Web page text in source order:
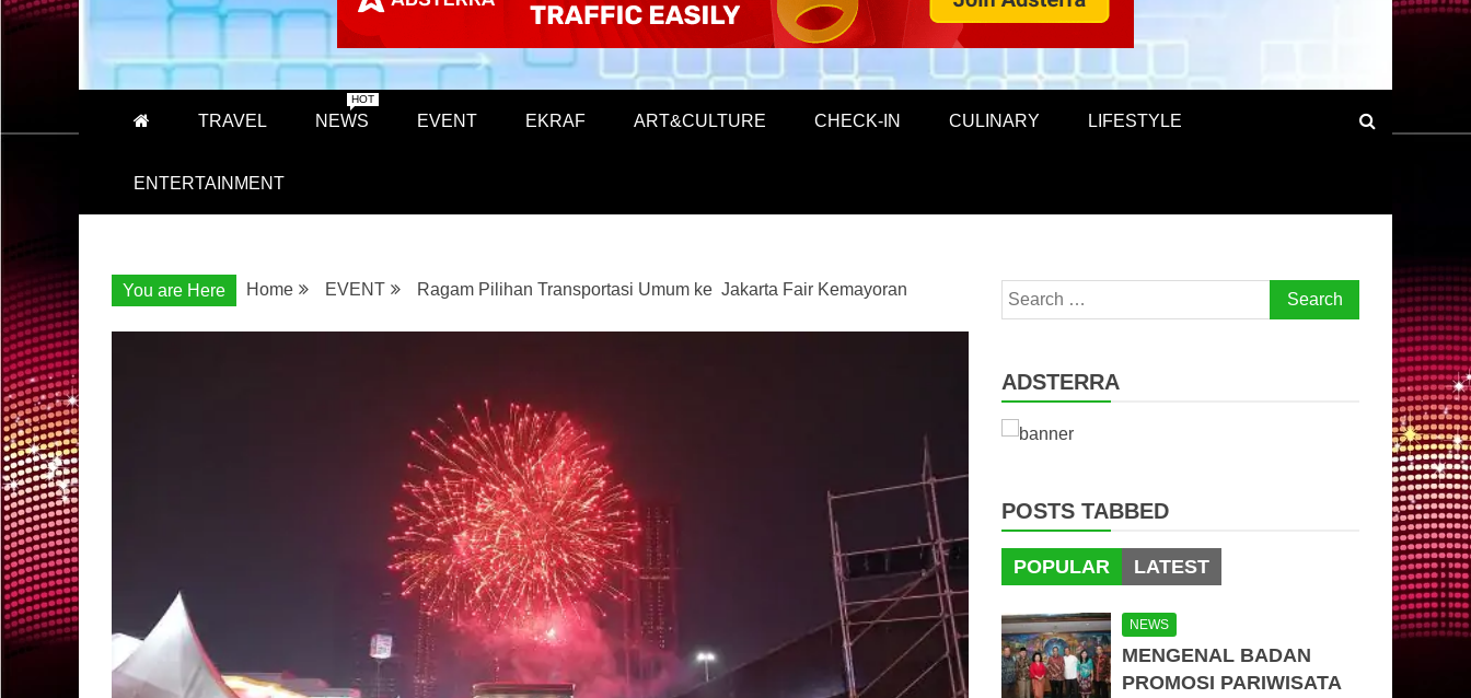
TRAVEL NEWS
HOT
EVENT EKRAF ART&CULTURE CHECK-IN CULINARY LIFESTYLE
ENTERTAINMENT
You are Here Home EVENT Ragam Pilihan Transportasi Umum ke Jakarta Fair Kemayoran
Search
for:
ADSTERRA
POSTS TABBED
POPULAR LATEST
NEWS
MENGENAL BADAN
PROMOSI PARIWISATA